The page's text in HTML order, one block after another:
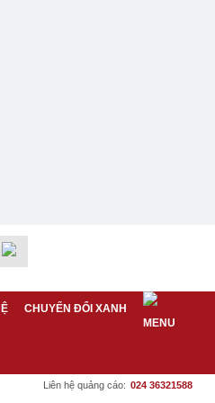
CHUYỂN ĐỔI XANH
Liên hệ quảng cáo: 024 36321588